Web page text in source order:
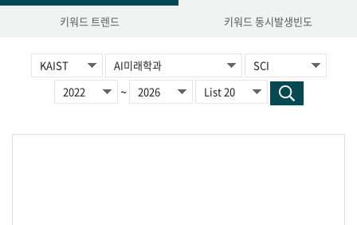
키워드 트렌드 키워드 동시발생빈도
~